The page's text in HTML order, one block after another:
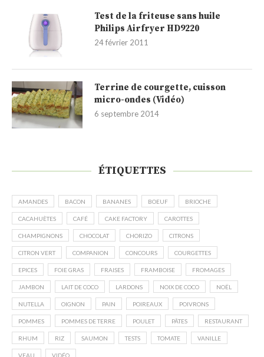
Test de la friteuse sans huile
Philips Airfryer HD9220
24 février 2011
Terrine de courgette, cuisson
micro-ondes (Vidéo)
6 septembre 2014
ÉTIQUETTES
AMANDES BACON BANANES BOEUF BRIOCHE
CACAHUÈTES CAFÉ CAKE FACTORY CAROTTES
CHAMPIGNONS CHOCOLAT CHORIZO CITRONS
CITRON VERT COMPANION CONCOURS COURGETTES
EPICES FOIE GRAS FRAISES FRAMBOISE FROMAGES
JAMBON LAIT DE COCO LARDONS NOIX DE COCO NOËL
NUTELLA OIGNON PAIN POIREAUX POIVRONS
POMMES POMMES DE TERRE POULET PÂTES RESTAURANT
RHUM RIZ SAUMON TESTS TOMATE VANILLE
VEAU VIDÉO